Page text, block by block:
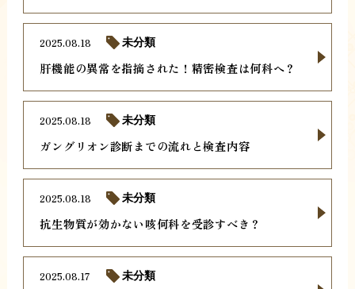
肝機能の異常を指摘された！精密検査は何科へ？
2025.08.18 未分類
ガングリオン診断までの流れと検査内容
2025.08.18 未分類
抗生物質が効かない咳何科を受診すべき？
2025.08.18 未分類
2025.08.17 未分類